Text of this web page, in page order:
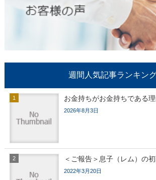
週間人気記事ランキン
お金持ちがお金持ちである
2026年8月3日
＜ご報告＞息子（レム）の
2022年3月20日